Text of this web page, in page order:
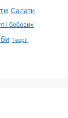
Салати
і бобових
Теорії